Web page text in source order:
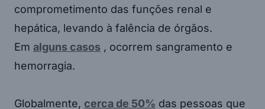
comprometimento das funções renal e
hepática, levando à falência de órgãos.
Em alguns casos , ocorrem sangramento e
hemorragia.
Globalmente, cerca de 50% das pessoas que